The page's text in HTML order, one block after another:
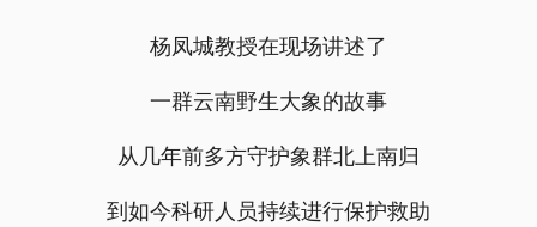
杨凤城教授在现场讲述了
一群云南野生大象的故事
从几年前多方守护象群北上南归
到如今科研人员持续进行保护救助